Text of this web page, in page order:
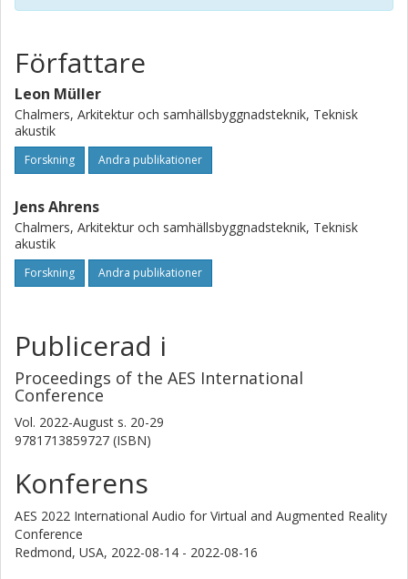
Författare
Leon Müller
Chalmers, Arkitektur och samhällsbyggnadsteknik, Teknisk
akustik
Forskning Andra publikationer
Jens Ahrens
Chalmers, Arkitektur och samhällsbyggnadsteknik, Teknisk
akustik
Forskning Andra publikationer
Publicerad i
Proceedings of the AES International
Conference
Vol. 2022-August s. 20-29
9781713859727 (ISBN)
Konferens
AES 2022 International Audio for Virtual and Augmented Reality
Conference
Redmond, USA, 2022-08-14 - 2022-08-16